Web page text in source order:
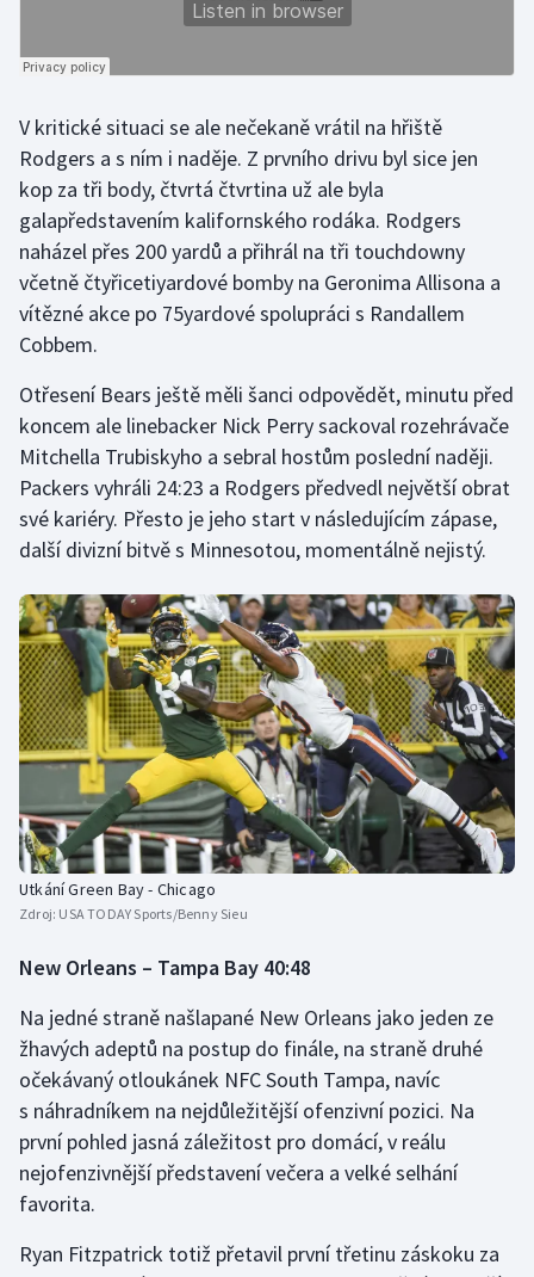
Rychlostní kanoistika
Sportovní střelba
Stolní tenis
Triatlon
Veslování
Vodní slalom
Volejbal
Ostatní
V kritické situaci se ale nečekaně vrátil na hřiště
Rodgers a s ním i naděje. Z prvního drivu byl sice jen
kop za tři body, čtvrtá čtvrtina už ale byla
galapředstavením kalifornského rodáka. Rodgers
naházel přes 200 yardů a přihrál na tři touchdowny
včetně čtyřicetiyardové bomby na Geronima Allisona a
vítězné akce po 75yardové spolupráci s Randallem
Cobbem.
Otřesení Bears ještě měli šanci odpovědět, minutu před
koncem ale linebacker Nick Perry sackoval rozehrávače
Mitchella Trubiskyho a sebral hostům poslední naději.
Packers vyhráli 24:23 a Rodgers předvedl největší obrat
své kariéry. Přesto je jeho start v následujícím zápase,
další divizní bitvě s Minnesotou, momentálně nejistý.
Utkání Green Bay - Chicago
Zdroj: USA TODAY Sports/Benny Sieu
New Orleans – Tampa Bay 40:48
Na jedné straně našlapané New Orleans jako jeden ze
žhavých adeptů na postup do finále, na straně druhé
očekávaný otloukánek NFC South Tampa, navíc
s náhradníkem na nejdůležitější ofenzivní pozici. Na
první pohled jasná záležitost pro domácí, v reálu
nejofenzivnější představení večera a velké selhání
favorita.
Ryan Fitzpatrick totiž přetavil první třetinu záskoku za